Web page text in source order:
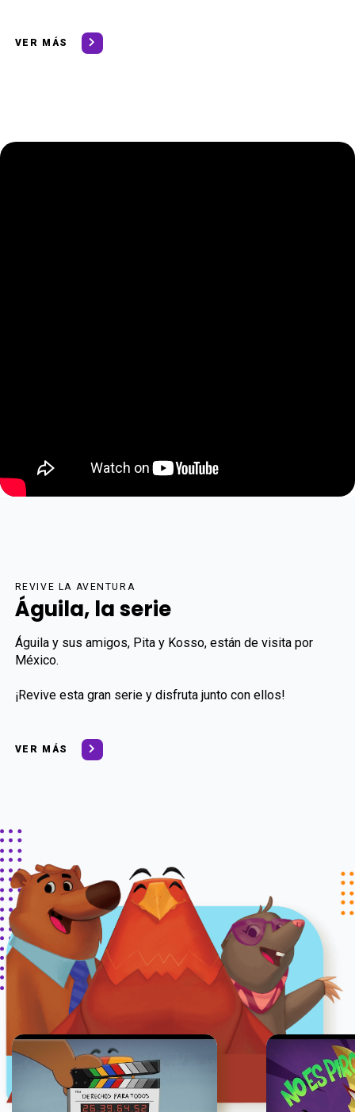
VER MÁS
REVIVE LA AVENTURA
Águila, la serie
Águila y sus amigos, Pita y Kosso, están de visita por
México.
¡Revive esta gran serie y disfruta junto con ellos!
VER MÁS